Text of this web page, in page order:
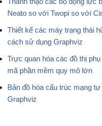
Neato so với Twopi so với
Thiết kế các máy trạng thái
cách sử dụng Graphviz
Trực quan hóa các đồ thị
mã phần mềm quy mô lớn
Bản đồ hóa cấu trúc mạng
Graphviz